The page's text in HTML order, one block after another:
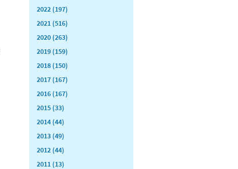
2022 (197)
2021 (516)
2020 (263)
2019 (159)
2018 (150)
2017 (167)
2016 (167)
2015 (33)
2014 (44)
2013 (49)
2012 (44)
2011 (13)